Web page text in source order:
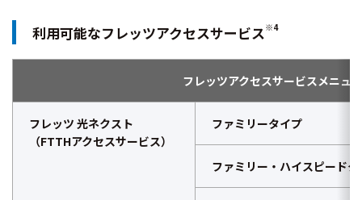
利用可能なフレッツアクセスサービス※4
フレッツアクセスサービスメニュー
フレッツ 光ネクスト
（FTTHアクセスサービス）
ファミリータイプ
ファミリー・ハイスピードタ